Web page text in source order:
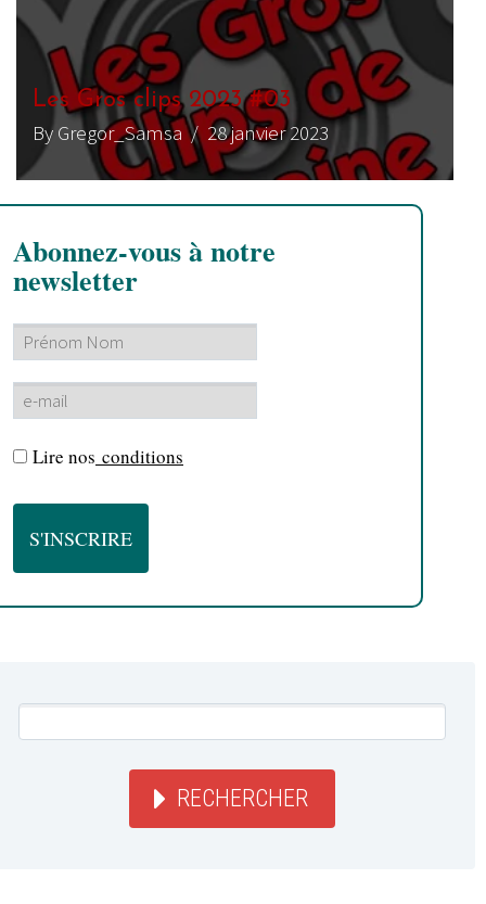
Les Gros clips 2023 #03
By Gregor_Samsa/ 28 janvier 2023
Abonnez-vous à notre
newsletter
Lire nos conditions
RECHERCHER